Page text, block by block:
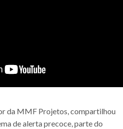
da MMF Projetos, compartilhou
de alerta precoce, parte do